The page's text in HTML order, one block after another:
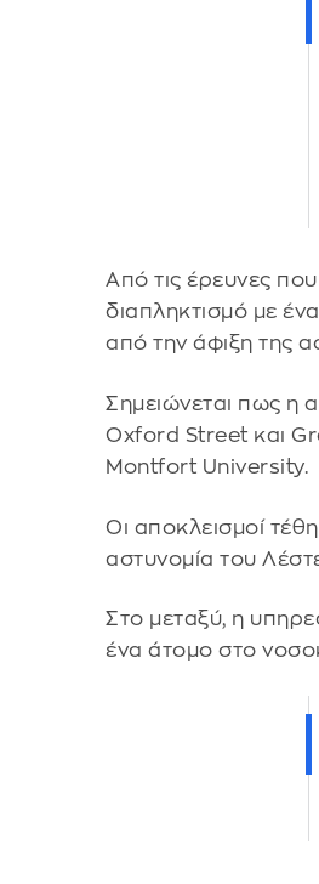
Από τις έρευνες
διαπληκτισμό με
από την άφιξη της
Σημειώνεται πως η
Oxford Street και
Montfort University.
Οι αποκλεισμοί
αστυνομία του
Στο μεταξύ, η
ένα άτομο στο